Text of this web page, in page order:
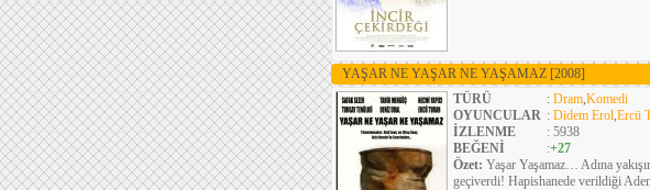
YAŞAR NE YAŞAR NE YAŞAMAZ [2008]
TÜRÜ
: Dram,Komedi
OYUNCULAR : Didem Erol,Ercü
İZLENME
: 5938
BEĞENİ
:+27
Özet: Yaşar Yaşamaz… Adına
geçiverdi! Hapishanede verildiği